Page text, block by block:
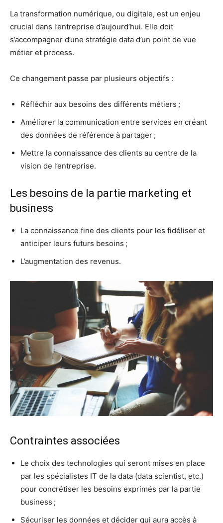
La transformation numérique, ou digitale, est un enjeu
crucial dans l’entreprise d’aujourd’hui. Elle doit
s’accompagner d’une stratégie data d’un point de vue
métier et process.
Ce changement passe par plusieurs objectifs :
Réfléchir aux besoins des différents métiers ;
Améliorer la communication entre services en créant
des données de référence à partager ;
Mettre la connaissance des clients au centre de la
vision de l’entreprise.
Les besoins de la partie marketing et
business
La connaissance fine des clients pour les fidéliser et
anticiper leurs futurs besoins ;
L’augmentation des revenus.
Contraintes associées
Le choix des technologies qui seront mises en place
par les spécialistes IT de la data (data scientist, etc.)
pour concrétiser les besoins exprimés par la partie
business ;
Sécuriser les données et décider qui aura accès à